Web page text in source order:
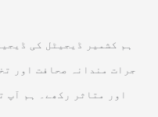
ہم کشمیر ڈیجیٹل کی
جرات مندانہ صحافت اور
اور متاثر رکھے۔ ہم آپ